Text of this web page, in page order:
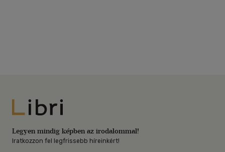
Libri
Legyen mindig képben az irodalommal!
Iratkozzon fel legfrissebb híreinkért!